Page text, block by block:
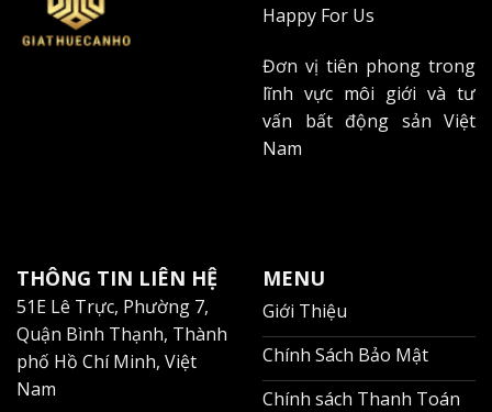
Happy For Us
Đơn vị tiên phong trong
lĩnh vực môi giới và tư
vấn bất động sản Việt
Nam
THÔNG TIN LIÊN HỆ
51E Lê Trực, Phường 7,
Quận Bình Thạnh, Thành
phố Hồ Chí Minh, Việt
Nam
MENU
Giới Thiệu
Chính Sách Bảo Mật
Chính sách Thanh Toán